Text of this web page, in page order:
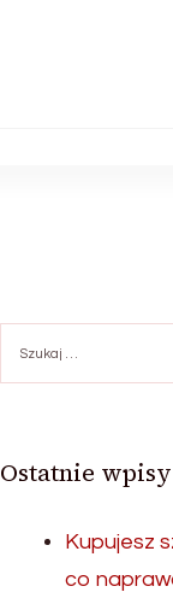
Ostatnie wpisy
Kupujesz
co